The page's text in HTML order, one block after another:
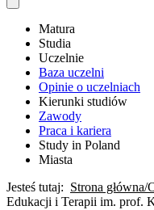
Matura
Studia
Uczelnie
Baza uczelni
Opinie o uczelniach
Kierunki studiów
Zawody
Praca i kariera
Study in Poland
Miasta
Jesteś tutaj: Strona główna
Edukacji i Terapii im. prof.